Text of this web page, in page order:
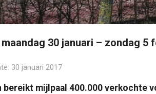
30 januari – zondag 5
30 januari 2017
bereikt mijlpaal 400.000 verkochte